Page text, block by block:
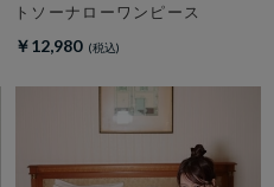
トソーナローワンピース
￥12,980